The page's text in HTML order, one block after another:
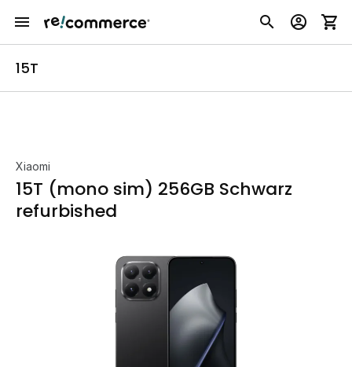
15T
Xiaomi
15T (mono sim) 256GB Schwarz
refurbished